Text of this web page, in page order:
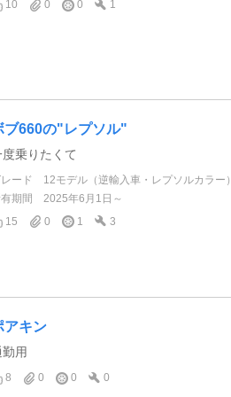
10 0 0 1
ブ660の"レプソル"
度乗りたくて
ード
12モデル（逆輸入車・レプソルカラー）
期間
2025年6月1日～
15
0 1 3
アキン
用
8 0 0 0